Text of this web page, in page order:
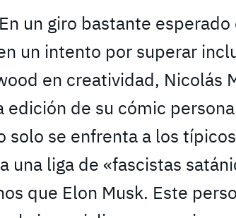
un giro bastante esperado
un intento por superar
en creatividad, Nicolás
de su cómic
solo se enfrenta a los típicos
una liga de «fascistas
que Elon Musk. Este